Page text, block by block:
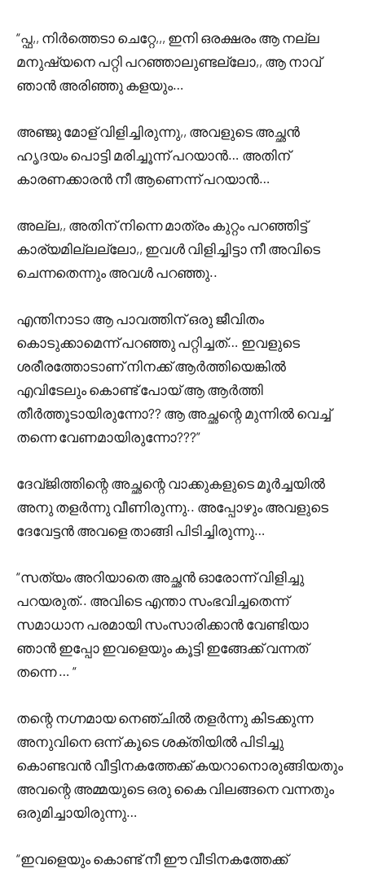
“പ്ഫ,, നിർത്തെടാ ചെറ്റേ,,, ഇനി ഒരക്ഷരം ആ നല്ല
മനുഷ്യനെ പറ്റി പറഞ്ഞാലുണ്ടല്ലോ,, ആ നാവ്
ഞാൻ അരിഞ്ഞു കളയും…
അഞ്ജു മോള് വിളിച്ചിരുന്നു,, അവളുടെ അച്ഛൻ
ഹൃദയം പൊട്ടി മരിച്ചൂന്ന് പറയാൻ… അതിന്
കാരണക്കാരൻ നീ ആണെന്ന് പറയാൻ…
അല്ല,, അതിന് നിന്നെ മാത്രം കുറ്റം പറഞ്ഞിട്ട്
കാര്യമില്ലല്ലോ,, ഇവൾ വിളിച്ചിട്ടാ നീ അവിടെ
ചെന്നതെന്നും അവൾ പറഞ്ഞു..
എന്തിനാടാ ആ പാവത്തിന് ഒരു ജീവിതം
കൊടുക്കാമെന്ന് പറഞ്ഞു പറ്റിച്ചത്… ഇവളുടെ
ശരീരത്തോടാണ് നിനക്ക് ആർത്തിയെങ്കിൽ
എവിടേലും കൊണ്ട് പോയ്‌ ആ ആർത്തി
തീർത്തൂടായിരുന്നോ?? ആ അച്ഛന്റെ മുന്നിൽ വെച്ച്
തന്നെ വേണമായിരുന്നോ???”
ദേവ്ജിത്തിന്റെ അച്ഛന്റെ വാക്കുകളുടെ മൂർച്ചയിൽ
അനു തളർന്നു വീണിരുന്നു.. അപ്പോഴും അവളുടെ
ദേവേട്ടൻ അവളെ താങ്ങി പിടിച്ചിരുന്നു…
“സത്യം അറിയാതെ അച്ഛൻ ഓരോന്ന് വിളിച്ചു
പറയരുത്.. അവിടെ എന്താ സംഭവിച്ചതെന്ന്
സമാധാന പരമായി സംസാരിക്കാൻ വേണ്ടിയാ
ഞാൻ ഇപ്പോ ഇവളെയും കൂട്ടി ഇങ്ങേക്ക് വന്നത്
തന്നെ … “
തന്റെ നഗ്നമായ നെഞ്ചിൽ തളർന്നു കിടക്കുന്ന
അനുവിനെ ഒന്ന് കൂടെ ശക്തിയിൽ പിടിച്ചു
കൊണ്ടവൻ വീട്ടിനകത്തേക്ക് കയറാനൊരുങ്ങിയതും
അവന്റെ അമ്മയുടെ ഒരു കൈ വിലങ്ങനെ വന്നതും
ഒരുമിച്ചായിരുന്നു…
“ഇവളെയും കൊണ്ട് നീ ഈ വീടിനകത്തേക്ക്